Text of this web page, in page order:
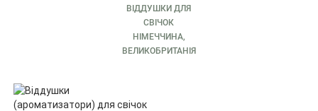
ВІДДУШКИ ДЛЯ
СВІЧОК
НІМЕЧЧИНА,
ВЕЛИКОБРИТАНІЯ